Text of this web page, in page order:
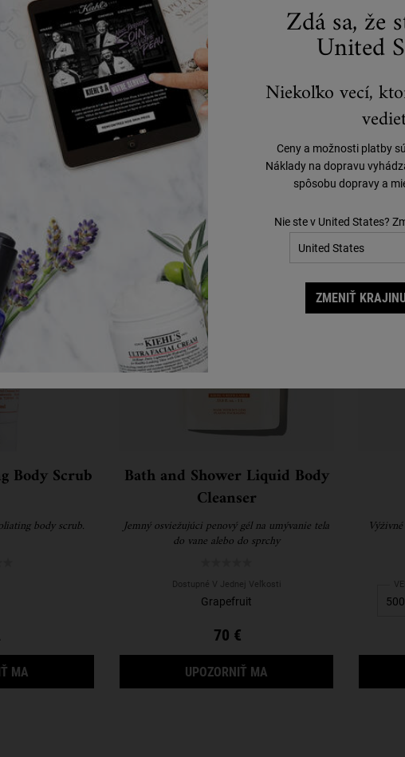
Dokončite svoju rutinu
Objavte účinné produkty pre zdokonalenie vašej rutiny.
Body Scrub
body scrub.
MA KEĎ BUDE GENTLY EXFOLIATING BODY SCRUB K DISPOZÍCII
Bath and Shower Liquid Body
Cleanser
Jemný osviežujúci penový gél na umývanie tela
do vane alebo do sprchy
Dostupné V Jednej Veľkosti
Grapefruit
70 €
UPOZORNIŤ MA KEĎ BUDE BATH AND
Zdá sa, že
United
Niekoľko vecí,
Ceny a možnosti platby
Náklady na dopravu
spôsobu dopravy a
Nie ste v United States?
ZMENIŤ